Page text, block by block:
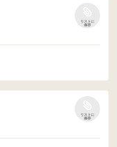
リストに
保存
リストに
保存